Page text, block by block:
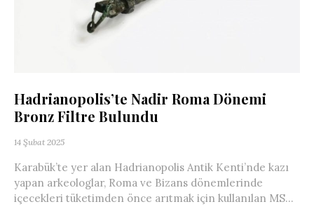
Hadrianopolis’te Nadir Roma Dönemi
Bronz Filtre Bulundu
14 Şubat 2025
Karabük’te yer alan Hadrianopolis Antik Kenti’nde kazı
yapan arkeologlar, Roma ve Bizans dönemlerinde
içecekleri tüketimden önce arıtmak için kullanılan MS...